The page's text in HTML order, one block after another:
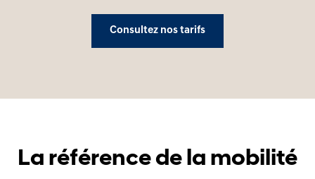
Consultez nos tarifs
La référence de la mobilité